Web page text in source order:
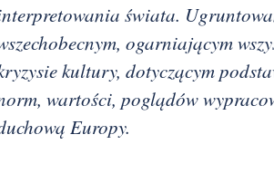
świata.
ogarniającym
kultury, dotyczącym
wartości, poglądów
Europy.